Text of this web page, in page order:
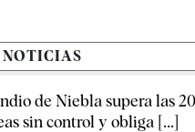
de Niebla supera las
sin control y obliga [...]